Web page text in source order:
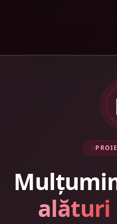
alături